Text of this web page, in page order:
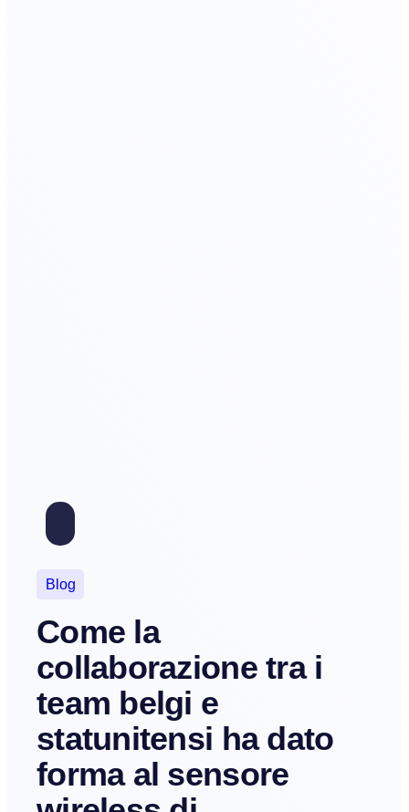
Blog
Come la
collaborazione tra i
team belgi e
statunitensi ha dato
forma al sensore